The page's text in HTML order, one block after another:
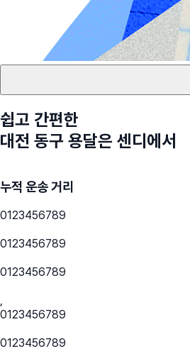
쉽고 간편한
대전 동구 용달은 센디에서
누적 운송 거리
0123456789
0123456789
0123456789
,
0123456789
0123456789